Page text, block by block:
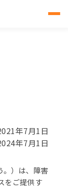
年7月1日
年7月1日
）は、障害
をご提供す